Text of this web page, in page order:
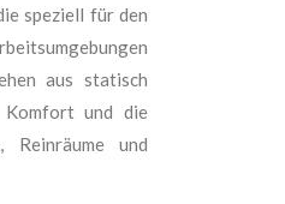
speziell für den
aus statisch
Komfort und die
Reinräume und